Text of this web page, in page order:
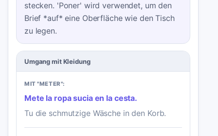
stecken. 'Poner' wird verwendet, um den
Brief *auf* eine Oberfläche wie den Tisch
zu legen.
Umgang mit Kleidung
MIT "METER":
Mete la ropa sucia en la cesta.
Tu die schmutzige Wäsche in den Korb.